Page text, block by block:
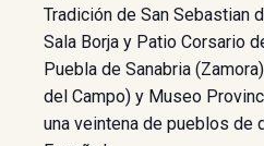
Tradición de San Sebastian
Sala Borja y Patio Corsario
Puebla de Sanabria
del Campo) y Museo
una veintena de pueblos